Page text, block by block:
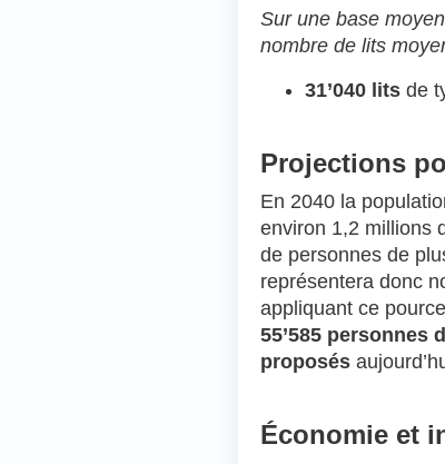
Sur une base
nombre de lits
31’040 litsde
Projections
En 2040 la
environ 1,2 millions
de personnes de
représentera donc
appliquant ce
55’585 personnes
proposés
Économie et